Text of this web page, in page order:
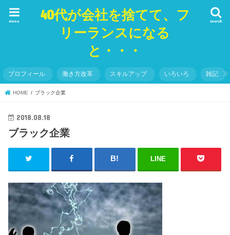
40代が会社を捨てて、フ
リーランスになる
と・・・
search
menu
プロフィール 働き方改革 スキルアップ いろいろ 雑記
HOME ブラック企業
2018.08.18
ブラック企業
LINE